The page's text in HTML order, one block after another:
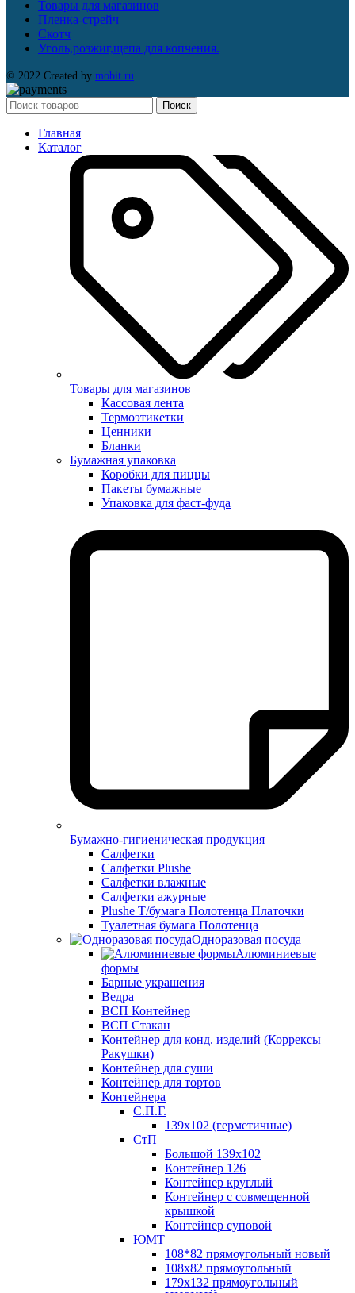
Товары для магазинов
Пленка-стрейч
Скотч
Уголь,розжиг,щепа для копчения.
© 2022 Created by mobit.ru
Поиск
Главная
Каталог
Товары для магазинов
Кассовая лента
Термоэтикетки
Ценники
Бланки
Бумажная упаковка
Коробки для пиццы
Пакеты бумажные
Упаковка для фаст-фуда
Бумажно-гигиеническая продукция
Салфетки
Салфетки Plushe
Салфетки влажные
Салфетки ажурные
Plushe Т/бумага Полотенца Платочки
Туалетная бумага Полотенца
Одноразовая посуда
Алюминиевые
формы
Барные украшения
Ведра
ВСП Контейнер
ВСП Стакан
Контейнер для конд. изделий (Коррексы
Ракушки)
Контейнер для суши
Контейнер для тортов
Контейнера
С.П.Г.
139х102 (герметичные)
СтП
Большой 139х102
Контейнер 126
Контейнер круглый
Контейнер с совмещенной
крышкой
Контейнер суповой
ЮМТ
108*82 прямоугольный новый
108х82 прямоугольный
179х132 прямоугольный